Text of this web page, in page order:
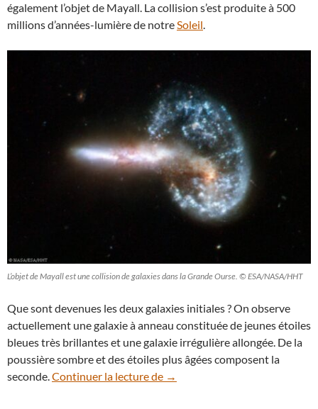
également l’objet de Mayall. La collision s’est produite à 500
millions d’années-lumière de notreSoleil.
L’objet de Mayall est une collision de galaxies dans la Grande Ourse. © ESA/NASA/HHT
Que sont devenues les deux galaxies initiales ? On observe
actuellement une galaxie à anneau constituée de jeunes étoiles
bleues très brillantes et une galaxie irrégulière allongée. De la
poussière sombre et des étoiles plus âgées composent la
seconde. Continuer la lecture de L’objet de Mayall, un combat
→